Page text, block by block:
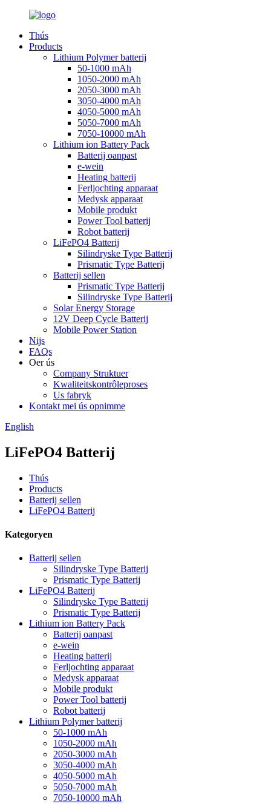
Thús
Products
Lithium Polymer batterij
50-1000 mAh
1050-2000 mAh
2050-3000 mAh
3050-4000 mAh
4050-5000 mAh
5050-7000 mAh
7050-10000 mAh
Lithium ion Battery Pack
Batterij oanpast
e-wein
Heating batterij
Ferljochting apparaat
Medysk apparaat
Mobile produkt
Power Tool batterij
Robot batterij
LiFePO4 Batterij
Silindryske Type Batterij
Prismatic Type Batterij
Batterij sellen
Prismatic Type Batterij
Silindryske Type Batterij
Solar Energy Storage
12V Deep Cycle Batterij
Mobile Power Station
Nijs
FAQs
Oer ús
Company Struktuer
Kwaliteitskontrôleproses
Us fabryk
Kontakt mei ús opnimme
English
LiFePO4 Batterij
Thús
Products
Batterij sellen
LiFePO4 Batterij
Kategoryen
Batterij sellen
Silindryske Type Batterij
Prismatic Type Batterij
LiFePO4 Batterij
Silindryske Type Batterij
Prismatic Type Batterij
Lithium ion Battery Pack
Batterij oanpast
e-wein
Heating batterij
Ferljochting apparaat
Medysk apparaat
Mobile produkt
Power Tool batterij
Robot batterij
Lithium Polymer batterij
50-1000 mAh
1050-2000 mAh
2050-3000 mAh
3050-4000 mAh
4050-5000 mAh
5050-7000 mAh
7050-10000 mAh